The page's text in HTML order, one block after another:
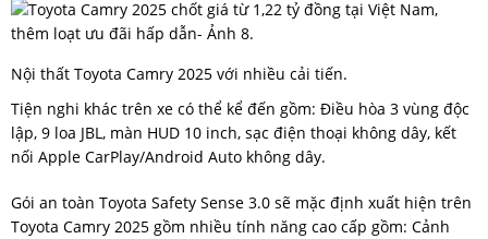
Nội thất Toyota Camry 2025 với nhiều cải tiến.
Tiện nghi khác trên xe có thể kể đến gồm: Điều hòa 3 vùng độc
lập, 9 loa JBL, màn HUD 10 inch, sạc điện thoại không dây, kết
nối Apple CarPlay/Android Auto không dây.
Gói an toàn Toyota Safety Sense 3.0 sẽ mặc định xuất hiện trên
Toyota Camry 2025 gồm nhiều tính năng cao cấp gồm: Cảnh